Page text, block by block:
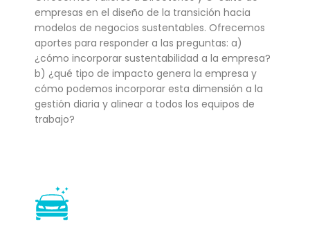
empresas en el diseño de la transición hacia
modelos de negocios sustentables. Ofrecemos
aportes para responder a las preguntas: a)
¿cómo incorporar sustentabilidad a la empresa?
b) ¿qué tipo de impacto genera la empresa y
cómo podemos incorporar esta dimensión a la
gestión diaria y alinear a todos los equipos de
trabajo?